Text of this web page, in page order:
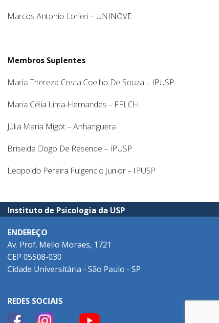
Marcos Antonio Lorieri – UNINOVE
Membros Suplentes
Maria Thereza Costa Coelho De Souza – IPUSP
Maria Célia Lima-Hernandes – FFLCH
Júlia Maria Migot – Anhanguera
Briseida Dogo De Resende – IPUSP
Leopoldo Pereira Fulgencio Junior – IPUSP
Instituto de Psicologia da USP
ENDEREÇO
Av. Prof. Mello Moraes, 1721
CEP 05508-030
Cidade Universitária - São Paulo - SP
REDES SOCIAIS